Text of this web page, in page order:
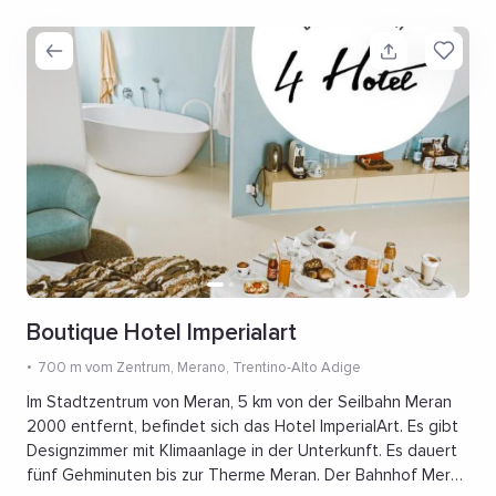
Boutique Hotel Imperialart
700 m vom Zentrum, Merano, Trentino-Alto Adige
Im Stadtzentrum von Meran, 5 km von der Seilbahn Meran
2000 entfernt, befindet sich das Hotel ImperialArt. Es gibt
Designzimmer mit Klimaanlage in der Unterkunft. Es dauert
fünf Gehminuten bis zur Therme Meran. Der Bahnhof Meran